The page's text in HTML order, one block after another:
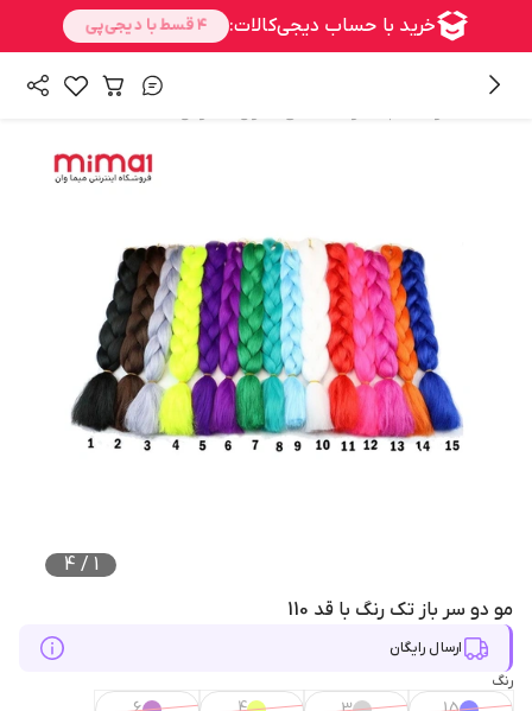
1
/
4
مو دو سر باز تک رنگ با قد 110
ارسال رایگان
رنگ